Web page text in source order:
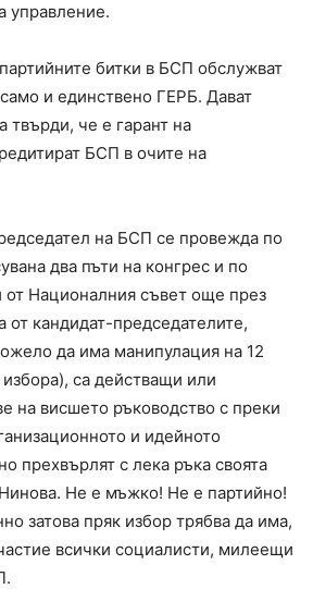
управление.
битки в БСП обслужват
и единствено ГЕРБ. Дават
твърди, че е гарант на
БСП в очите на
на БСП се провежда по
два пъти на конгрес и по
от Националния съвет още през
кандидат-председателите,
да има манипулация на 12
са действащи или
на висшето ръководство с преки
и идейното
прехвърлят с лека ръка своята
Не е мъжко! Не е партийно!
затова пряк избор трябва да има,
всички социалисти, милеещи